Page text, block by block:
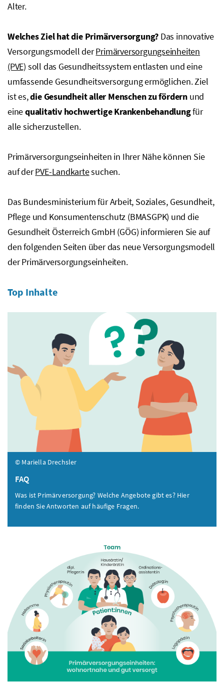
Alter.
Welches Ziel hat die Primärversorgung? Das innovative
Versorgungsmodell derPrimärversorgungseinheiten
(PVE) soll das Gesundheitssystem entlasten und eine
umfassende Gesundheitsversorgung ermöglichen. Ziel
ist es,die Gesundheit aller Menschen zu fördern und
einequalitativ hochwertige Krankenbehandlungfür
alle sicherzustellen.
Primärversorgungseinheiten in Ihrer Nähe können Sie
auf derPVE-Landkartesuchen.
Das Bundesministerium für Arbeit, Soziales, Gesundheit,
Pflege und Konsumentenschutz (BMASGPK) und die
Gesundheit Österreich GmbH (GÖG) informieren Sie auf
den folgenden Seiten über das neue Versorgungsmodell
der Primärversorgungseinheiten.
Top Inhalte
© Mariella Drechsler
FAQ
Was ist Primärversorgung? Welche Angebote gibt es? Hier
finden Sie Antworten auf häufige Fragen.